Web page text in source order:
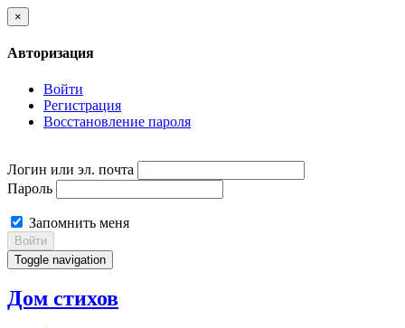
×
Авторизация
Войти
Регистрация
Восстановление пароля
Логин или эл. почта
Пароль
Запомнить меня
Войти
Toggle navigation
Дом стихов